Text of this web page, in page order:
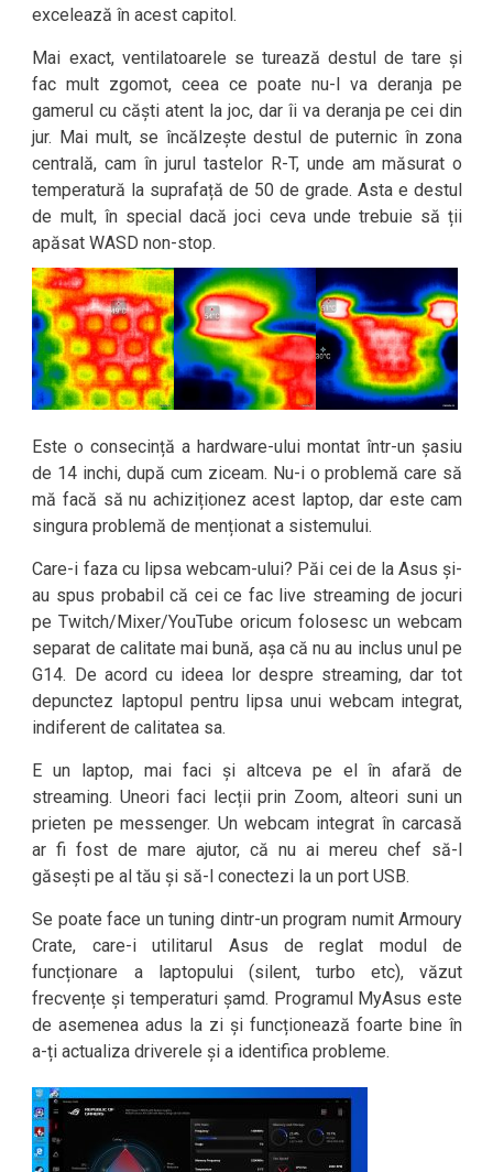
excelează în acest capitol.
Mai exact, ventilatoarele se turează destul de tare și
fac mult zgomot, ceea ce poate nu-l va deranja pe
gamerul cu căști atent la joc, dar îi va deranja pe cei din
jur. Mai mult, se încălzește destul de puternic în zona
centrală, cam în jurul tastelor R-T, unde am măsurat o
temperatură la suprafață de 50 de grade. Asta e destul
de mult, în special dacă joci ceva unde trebuie să ții
apăsat WASD non-stop.
Este o consecință a hardware-ului montat într-un șasiu
de 14 inchi, după cum ziceam. Nu-i o problemă care să
mă facă să nu achiziționez acest laptop, dar este cam
singura problemă de menționat a sistemului.
Care-i faza cu lipsa webcam-ului? Păi cei de la Asus și-
au spus probabil că cei ce fac live streaming de jocuri
pe Twitch/Mixer/YouTube oricum folosesc un webcam
separat de calitate mai bună, așa că nu au inclus unul pe
G14. De acord cu ideea lor despre streaming, dar tot
depunctez laptopul pentru lipsa unui webcam integrat,
indiferent de calitatea sa.
E un laptop, mai faci și altceva pe el în afară de
streaming. Uneori faci lecții prin Zoom, alteori suni un
prieten pe messenger. Un webcam integrat în carcasă
ar fi fost de mare ajutor, că nu ai mereu chef să-l
găsești pe al tău și să-l conectezi la un port USB.
Se poate face un tuning dintr-un program numit Armoury
Crate, care-i utilitarul Asus de reglat modul de
funcționare a laptopului (silent, turbo etc), văzut
frecvențe și temperaturi șamd. Programul MyAsus este
de asemenea adus la zi și funcționează foarte bine în
a-ți actualiza driverele și a identifica probleme.